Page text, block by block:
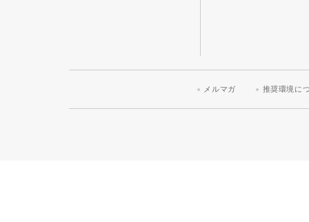
メルマガ 推奨環境に